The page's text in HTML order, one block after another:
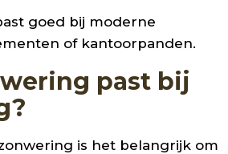
goed bij moderne
of kantoorpanden.
past bij
is het belangrijk om